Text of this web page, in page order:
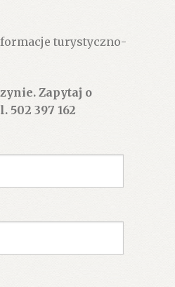
turystyczno-
Zapytaj o
502 397 162